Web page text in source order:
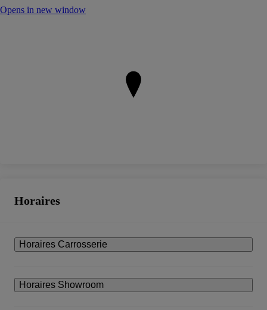
Opens in new window
Horaires
Horaires Carrosserie
Horaires Showroom